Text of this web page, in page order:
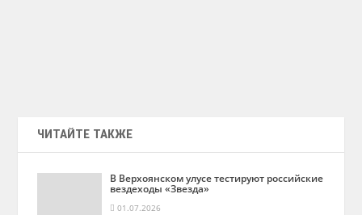
ЧИТАЙТЕ ТАКЖЕ
В Верхоянском улусе тестируют российские
вездеходы «Звезда»
01.07.2026